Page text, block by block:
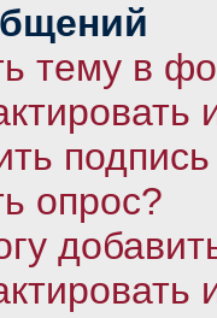
тему в
опрос?